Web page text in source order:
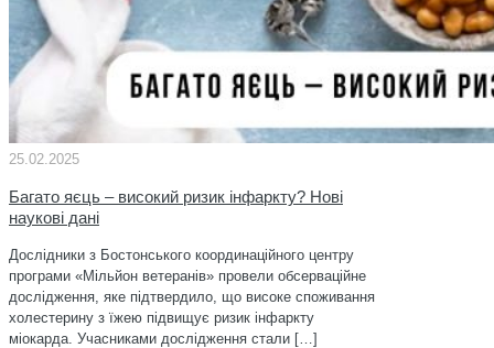
25.02.2025
Багато яєць – високий ризик інфаркту? Нові
наукові дані
Дослідники з Бостонського координаційного центру
програми «Мільйон ветеранів» провели обсерваційне
дослідження, яке підтвердило, що високе споживання
холестерину з їжею підвищує ризик інфаркту
міокарда. Учасниками дослідження стали […]